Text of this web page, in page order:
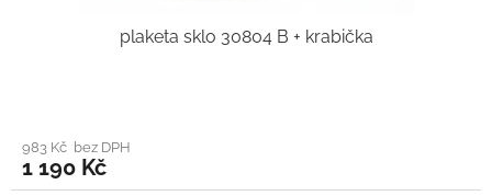
plaketa sklo 30804 B + krabička
983 Kč bez DPH
1 190 Kč